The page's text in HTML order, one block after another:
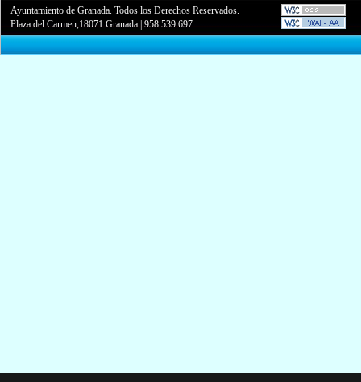
Ayuntamiento de Granada. Todos los Derechos Reservados.
Plaza del Carmen,18071 Granada |958 539 697